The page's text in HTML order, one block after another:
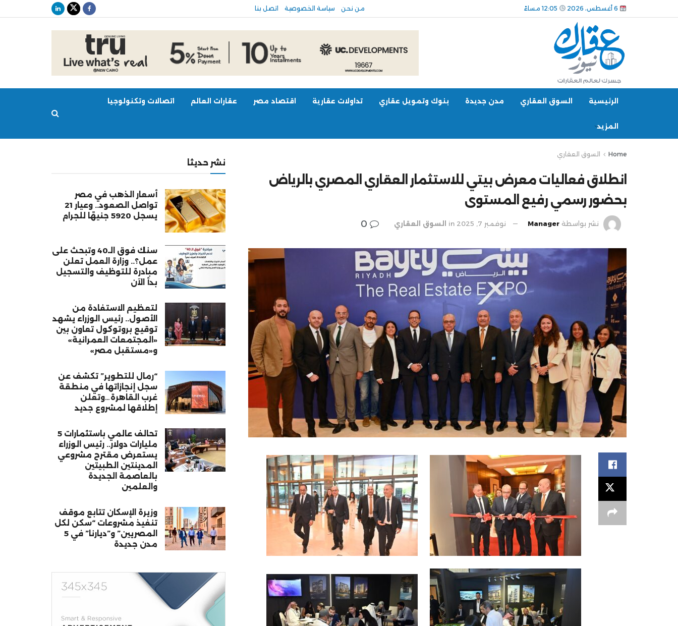
من نحن سياسة الخصوصية اتصل بنا
الرئيسية السوق العقاري مدن جديدة بنوك وتمويل عقاري تداولات عقارية اقتصاد مصر عقارات العالم اتصالات وتكنولوجيا
المزيد
Home السوق العقاري
انطلاق فعاليات معرض بيتي للاستثمار العقاري المصري بالرياض
بحضور رسمي رفيع المستوى
نشر بواسطة Manager نوفمبر 7, 2025 in السوق العقاري
نشر حديثا
أسعار الذهب في مصر
تواصل الصعود.. وعيار 21
يسجل 5920 جنيهًا للجرام
سنك فوق الـ40 وتبحث على
عمل؟.. وزارة العمل تعلن
مبادرة للتوظيف والتسجيل
بدأ الآن
لتعظيم الاستفادة من
الأصول.. رئيس الوزراء يشهد
توقيع بروتوكول تعاون بين
«المجتمعات العمرانية»
و«مستقبل مصر»
“رمال للتطوير” تكشف عن
سجل إنجازاتها في منطقة
غرب القاهرة…وتعلن
إطلاقها لمشروع جديد
تحالف عالمي باستثمارات 5
مليارات دولار.. رئيس الوزراء
يستعرض مقترح مشروعي
المدينتين الطبيتين
بالعاصمة الجديدة
والعلمين
وزيرة الإسكان تتابع موقف
تنفيذ مشروعات “سكن لكل
المصريين” و”ديارنا” في 5
مدن جديدة